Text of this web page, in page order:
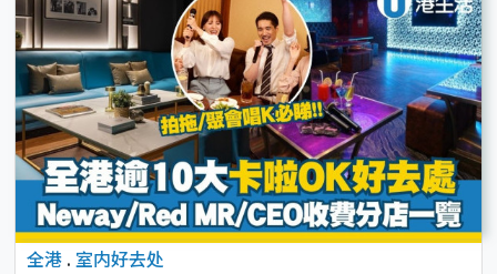
全港 . 室内好去处